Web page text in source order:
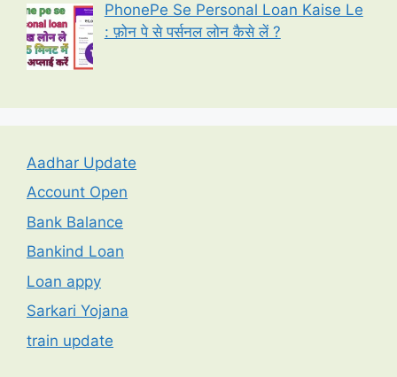
PhonePe Se Personal Loan Kaise Le
: फ़ोन पे से पर्सनल लोन कैसे लें ?
Aadhar Update
Account Open
Bank Balance
Bankind Loan
Loan appy
Sarkari Yojana
train update